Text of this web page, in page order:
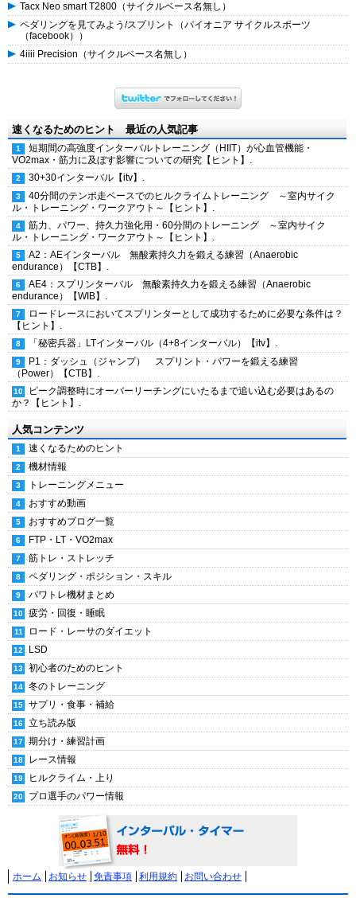
Tacx Neo smart T2800（サイクルベース名無し）
ペダリングを見てみよう/スプリント（パイオニア サイクルスポーツ
（facebook））
4iiii Precision（サイクルベース名無し）
速くなるためのヒント 最近の人気記事
短期間の高強度インターバルトレーニング（HIIT）が心血管機能・
VO2max・筋力に及ぼす影響についての研究【ヒント】.
30+30インターバル【itv】.
40分間のテンポ走ペースでのヒルクライムトレーニング ～室内サイク
ル・トレーニング・ワークアウト～【ヒント】.
筋力、パワー、持久力強化用・60分間のトレーニング ～室内サイク
ル・トレーニング・ワークアウト～【ヒント】.
A2：AEインターバル 無酸素持久力を鍛える練習（Anaerobic
endurance）【CTB】.
AE4：スプリンターバル 無酸素持久力を鍛える練習（Anaerobic
endurance）【WIB】.
ロードレースにおいてスプリンターとして成功するために必要な条件は？
【ヒント】.
「秘密兵器」LTインターバル（4+8インターバル）【itv】.
P1：ダッシュ（ジャンプ） スプリント・パワーを鍛える練習
（Power）【CTB】.
ピーク調整時にオーバーリーチングにいたるまで追い込む必要はあるの
か？【ヒント】.
人気コンテンツ
速くなるためのヒント
機材情報
トレーニングメニュー
おすすめ動画
おすすめブログ一覧
FTP・LT・VO2max
筋トレ・ストレッチ
ペダリング・ポジション・スキル
パワトレ機材まとめ
疲労・回復・睡眠
ロード・レーサのダイエット
LSD
初心者のためのヒント
冬のトレーニング
サプリ・食事・補給
立ち読み版
期分け・練習計画
レース情報
ヒルクライム・上り
プロ選手のパワー情報
ホーム お知らせ 免責事項 利用規約 お問い合わせ